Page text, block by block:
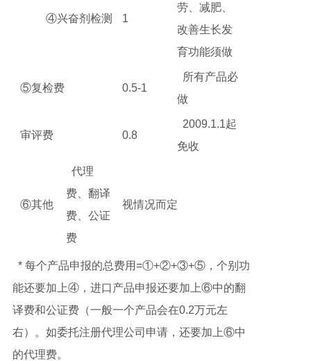
④兴奋剂检测 1
劳、减肥、
改善生长发
育功能须做
⑤复检费 0.5-1
所有产品必
做
审评费 0.8
2009.1.1起
免收
⑥其他
代理
费、翻译
费、公证
费
视情况而定
* 每个产品申报的总费用=①+②+③+⑤，个别功
能还要加上④，进口产品申报还要加上⑥中的翻
译费和公证费（一般一个产品会在0.2万元左
右）。如委托注册代理公司申请，还要加上⑥中
的代理费。